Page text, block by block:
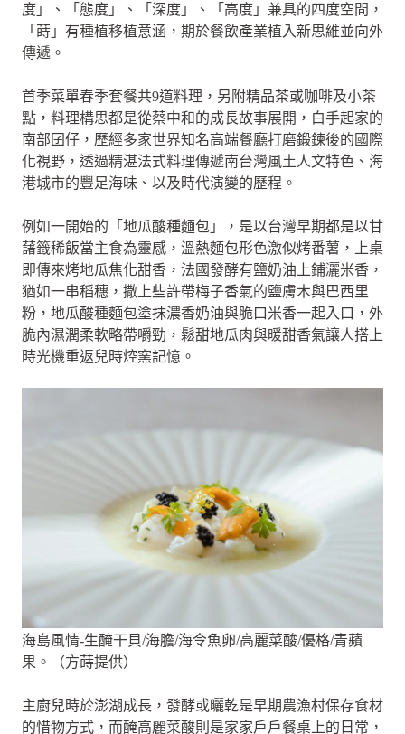
度」、「態度」、「深度」、「高度」兼具的四度空間，
「蒔」有種植移植意涵，期於餐飲產業植入新思維並向外
傳遞。
首季菜單春季套餐共9道料理，另附精品茶或咖啡及小茶
點，料理構思都是從蔡中和的成長故事展開，白手起家的
南部囝仔，歷經多家世界知名高端餐廳打磨鍛鍊後的國際
化視野，透過精湛法式料理傳遞南台灣風土人文特色、海
港城市的豐足海味、以及時代演變的歷程。
例如一開始的「地瓜酸種麵包」，是以台灣早期都是以甘
藷籤稀飯當主食為靈感，溫熱麵包形色激似烤番薯，上桌
即傳來烤地瓜焦化甜香，法國發酵有鹽奶油上鋪灑米香，
猶如一串稻穗，撒上些許帶梅子香氣的鹽膚木與巴西里
粉，地瓜酸種麵包塗抹濃香奶油與脆口米香一起入口，外
脆內濕潤柔軟略帶嚼勁，鬆甜地瓜肉與暖甜香氣讓人搭上
時光機重返兒時焢窯記憶。
海島風情-生醃干貝/海膽/海令魚卵/高麗菜酸/優格/青蘋
果。（方蒔提供）
主廚兒時於澎湖成長，發酵或曬乾是早期農漁村保存食材
的惜物方式，而醃高麗菜酸則是家家戶戶餐桌上的日常，